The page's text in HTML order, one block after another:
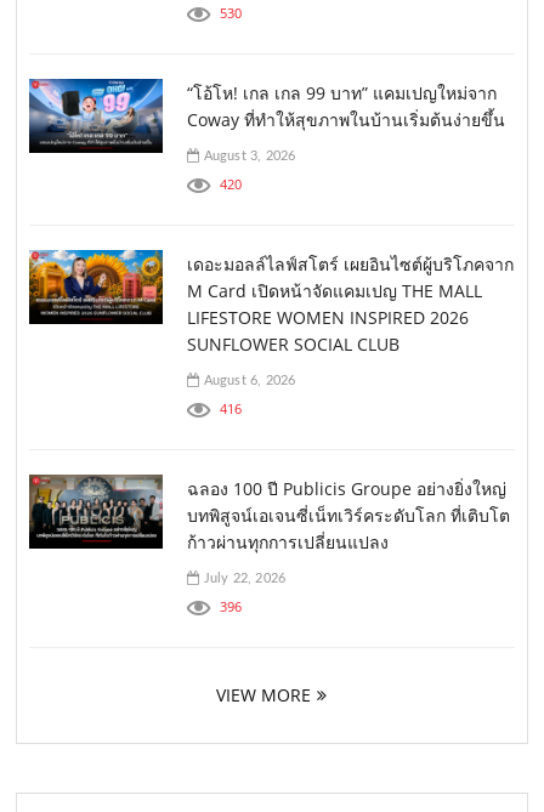
530
“โอ้โห! เกล เกล 99 บาท” แคมเปญใหม่จาก
Coway ที่ทำให้สุขภาพในบ้านเริ่มต้นง่ายขึ้น
August 3, 2026
420
เดอะมอลล์ไลฟ์สโตร์ เผยอินไซต์ผู้บริโภคจาก
M Card เปิดหน้าจัดแคมเปญ THE MALL
LIFESTORE WOMEN INSPIRED 2026
SUNFLOWER SOCIAL CLUB
August 6, 2026
416
ฉลอง 100 ปี Publicis Groupe อย่างยิ่งใหญ่
บทพิสูจน์เอเจนซี่เน็ทเวิร์คระดับโลก ที่เติบโต
ก้าวผ่านทุกการเปลี่ยนแปลง
July 22, 2026
396
VIEW MORE